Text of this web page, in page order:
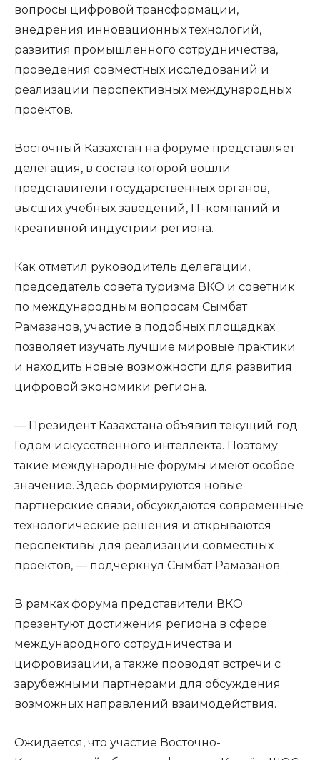
вопросы цифровой трансформации,
внедрения инновационных технологий,
развития промышленного сотрудничества,
проведения совместных исследований и
реализации перспективных международных
проектов.
Восточный Казахстан на форуме представляет
делегация, в состав которой вошли
представители государственных органов,
высших учебных заведений, IT-компаний и
креативной индустрии региона.
Как отметил руководитель делегации,
председатель совета туризма ВКО и советник
по международным вопросам Сымбат
Рамазанов, участие в подобных площадках
позволяет изучать лучшие мировые практики
и находить новые возможности для развития
цифровой экономики региона.
— Президент Казахстана объявил текущий год
Годом искусственного интеллекта. Поэтому
такие международные форумы имеют особое
значение. Здесь формируются новые
партнерские связи, обсуждаются современные
технологические решения и открываются
перспективы для реализации совместных
проектов, — подчеркнул Сымбат Рамазанов.
В рамках форума представители ВКО
презентуют достижения региона в сфере
международного сотрудничества и
цифровизации, а также проводят встречи с
зарубежными партнерами для обсуждения
возможных направлений взаимодействия.
Ожидается, что участие Восточно-